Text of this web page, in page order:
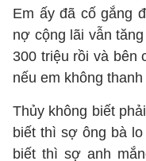
Em ấy đã cố gắng
nợ cộng lãi vẫn
300 triệu rồi và bên
nếu em không
Thủy không biết
biết thì sợ ông bà
biết thì sợ anh